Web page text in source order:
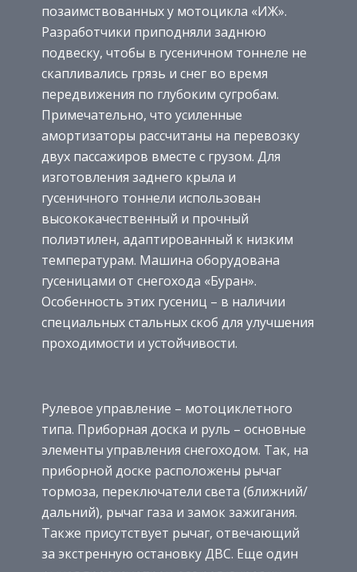
позаимствованных у мотоцикла «ИЖ».
Разработчики приподняли заднюю
подвеску, чтобы в гусеничном тоннеле не
скапливались грязь и снег во время
передвижения по глубоким сугробам.
Примечательно, что усиленные
амортизаторы рассчитаны на перевозку
двух пассажиров вместе с грузом. Для
изготовления заднего крыла и
гусеничного тоннели использован
высококачественный и прочный
полиэтилен, адаптированный к низким
температурам. Машина оборудована
гусеницами от снегохода «Буран».
Особенность этих гусениц – в наличии
специальных стальных скоб для улучшения
проходимости и устойчивости.
Рулевое управление – мотоциклетного
типа. Приборная доска и руль – основные
элементы управления снегоходом. Так, на
приборной доске расположены рычаг
тормоза, переключатели света (ближний/
дальний), рычаг газа и замок зажигания.
Также присутствует рычаг, отвечающий
за экстренную остановку ДВС. Еще один